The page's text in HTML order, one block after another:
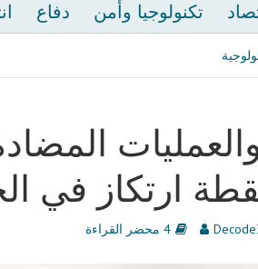
تكنولوجيا وأمن دفاع
ارتكاز في
4 محضر القراءة